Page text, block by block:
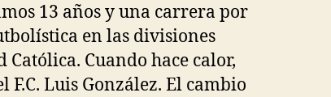
13 años y una carrera por
en las divisiones
Cuando hace calor,
Luis González. El cambio